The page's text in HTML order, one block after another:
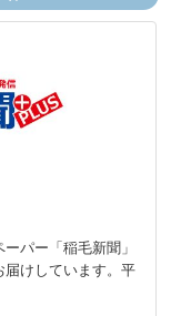
パー「稲毛新聞」
届けしています。平